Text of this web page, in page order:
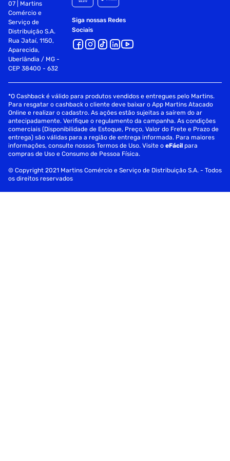
07 | Martins
Comércio e
Serviço de
Distribuição S.A.
Rua Jataí, 1150,
Aparecida,
Uberlândia / MG -
CEP 38400 - 632
Siga nossas Redes
Sociais
*O Cashback é válido para produtos vendidos e entregues pelo Martins.
Para resgatar o cashback o cliente deve baixar o App Martins Atacado
Online e realizar o cadastro. As ações estão sujeitas a saírem do ar
antecipadamente. Verifique o regulamento da campanha. As condições
comerciais (Disponibilidade de Estoque, Preço, Valor do Frete e Prazo de
entrega) são válidas para a região de entrega informada. Para maiores
informações, consulte nossos Termos de Uso. Visite oeFácil para
compras de Uso e Consumo de Pessoa Física.
© Copyright 2021 Martins Comércio e Serviço de Distribuição S.A. - Todos
os direitos reservados